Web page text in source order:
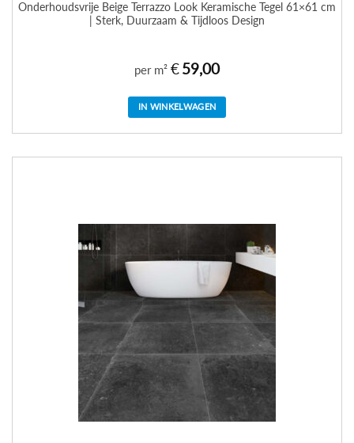
Onderhoudsvrije Beige Terrazzo Look Keramische Tegel 61×61 cm
| Sterk, Duurzaam & Tijdloos Design
per m² €59,00
IN WINKELWAGEN